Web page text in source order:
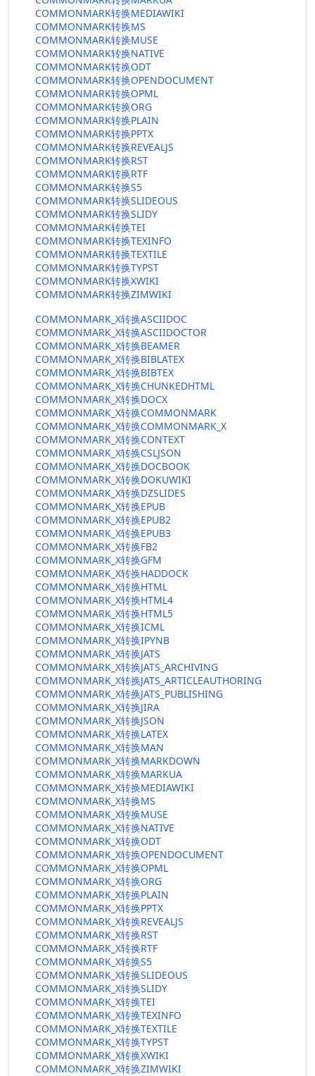
COMMONMARK转换MEDIAWIKI
COMMONMARK转换MS
COMMONMARK转换MUSE
COMMONMARK转换NATIVE
COMMONMARK转换ODT
COMMONMARK转换OPENDOCUMENT
COMMONMARK转换OPML
COMMONMARK转换ORG
COMMONMARK转换PLAIN
COMMONMARK转换PPTX
COMMONMARK转换REVEALJS
COMMONMARK转换RST
COMMONMARK转换RTF
COMMONMARK转换S5
COMMONMARK转换SLIDEOUS
COMMONMARK转换SLIDY
COMMONMARK转换TEI
COMMONMARK转换TEXINFO
COMMONMARK转换TEXTILE
COMMONMARK转换TYPST
COMMONMARK转换XWIKI
COMMONMARK转换ZIMWIKI
COMMONMARK_X转换ASCIIDOC
COMMONMARK_X转换ASCIIDOCTOR
COMMONMARK_X转换BEAMER
COMMONMARK_X转换BIBLATEX
COMMONMARK_X转换BIBTEX
COMMONMARK_X转换CHUNKEDHTML
COMMONMARK_X转换DOCX
COMMONMARK_X转换COMMONMARK
COMMONMARK_X转换COMMONMARK_X
COMMONMARK_X转换CONTEXT
COMMONMARK_X转换CSLJSON
COMMONMARK_X转换DOCBOOK
COMMONMARK_X转换DOKUWIKI
COMMONMARK_X转换DZSLIDES
COMMONMARK_X转换EPUB
COMMONMARK_X转换EPUB2
COMMONMARK_X转换EPUB3
COMMONMARK_X转换FB2
COMMONMARK_X转换GFM
COMMONMARK_X转换HADDOCK
COMMONMARK_X转换HTML
COMMONMARK_X转换HTML4
COMMONMARK_X转换HTML5
COMMONMARK_X转换ICML
COMMONMARK_X转换IPYNB
COMMONMARK_X转换JATS
COMMONMARK_X转换JATS_ARCHIVING
COMMONMARK_X转换JATS_ARTICLEAUTHORING
COMMONMARK_X转换JATS_PUBLISHING
COMMONMARK_X转换JIRA
COMMONMARK_X转换JSON
COMMONMARK_X转换LATEX
COMMONMARK_X转换MAN
COMMONMARK_X转换MARKDOWN
COMMONMARK_X转换MARKUA
COMMONMARK_X转换MEDIAWIKI
COMMONMARK_X转换MS
COMMONMARK_X转换MUSE
COMMONMARK_X转换NATIVE
COMMONMARK_X转换ODT
COMMONMARK_X转换OPENDOCUMENT
COMMONMARK_X转换OPML
COMMONMARK_X转换ORG
COMMONMARK_X转换PLAIN
COMMONMARK_X转换PPTX
COMMONMARK_X转换REVEALJS
COMMONMARK_X转换RST
COMMONMARK_X转换RTF
COMMONMARK_X转换S5
COMMONMARK_X转换SLIDEOUS
COMMONMARK_X转换SLIDY
COMMONMARK_X转换TEI
COMMONMARK_X转换TEXINFO
COMMONMARK_X转换TEXTILE
COMMONMARK_X转换TYPST
COMMONMARK_X转换XWIKI
COMMONMARK_X转换ZIMWIKI